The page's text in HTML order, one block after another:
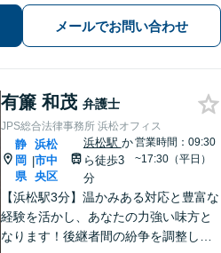
顔で前を向いていただけるように全力
でサポートいたします。【初回面談無
メールでお問い合わせ
有簾 和茂 弁護士
JPS総合法律事務所 浜松オフィス
静
岡
県
|
浜松
市中
央区
浜松駅 か
ら徒歩3
分
営業時間：09:30
~17:30（平日）
【浜松駅3分】温かみある対応と豊富な
経験を活かし、あなたの力強い味方と
なります！後継者間の紛争を調整し、